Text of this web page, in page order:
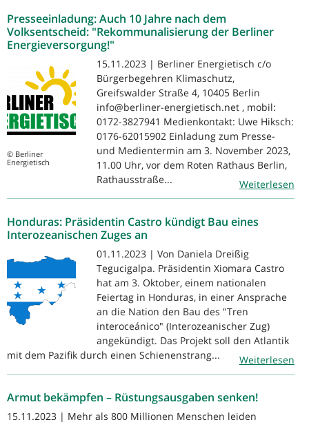
Presseeinladung: Auch 10 Jahre nach dem
Volksentscheid: "Rekommunalisierung der Berliner
Energieversorgung!"
© Berliner
Energietisch
15.11.2023 | Berliner Energietisch c/o
Bürgerbegehren Klimaschutz,
Greifswalder Straße 4, 10405 Berlin
info@berliner-energietisch.net , mobil:
0172-3827941 Medienkontakt: Uwe Hiksch:
0176-62015902 Einladung zum Presse-
und Medientermin am 3. November 2023,
11.00 Uhr, vor dem Roten Rathaus Berlin,
Rathausstraße...
Weiterlesen
Honduras: Präsidentin Castro kündigt Bau eines
Interozeanischen Zuges an
01.11.2023 | Von Daniela Dreißig
Tegucigalpa. Präsidentin Xiomara Castro
hat am 3. Oktober, einem nationalen
Feiertag in Honduras, in einer Ansprache
an die Nation den Bau des "Tren
interoceánico" (Interozeanischer Zug)
angekündigt. Das Projekt soll den Atlantik
mit dem Pazifik durch einen Schienenstrang...
Weiterlesen
Armut bekämpfen – Rüstungsausgaben senken!
15.11.2023 | Mehr als 800 Millionen Menschen leiden